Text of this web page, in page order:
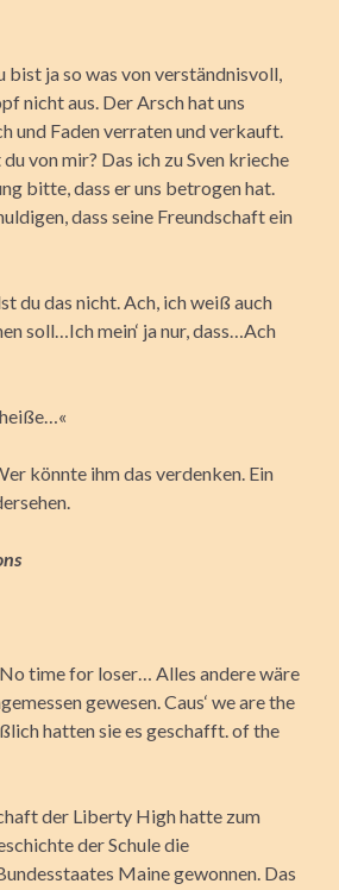
bist ja so was von verständnisvoll,
nicht aus. Der Arsch hat uns
und Faden verraten und verkauft.
von mir? Das ich zu Sven krieche
bitte, dass er uns betrogen hat.
dass seine Freundschaft ein
du das nicht. Ach, ich weiß auch
soll…Ich mein‘ ja nur, dass…Ach
könnte ihm das verdenken. Ein
time for loser… Alles andere wäre
gewesen. Caus‘ we are the
hatten sie es geschafft. of the
der Liberty High hatte zum
der Schule die
Maine gewonnen. Das